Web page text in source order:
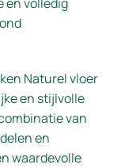
en volledig
Naturel vloer
en stijlvolle
van
en
waardevolle